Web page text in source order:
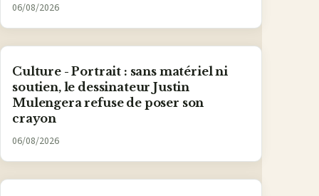
06/08/2026
Culture - Portrait : sans matériel ni
soutien, le dessinateur Justin
Mulengera refuse de poser son
crayon
06/08/2026